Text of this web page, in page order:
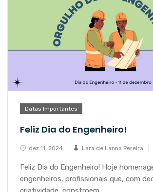
Datas Importantes
Feliz Dia do Engenheiro!
dez 11, 2024 Lara de Lanna Pereira
Feliz Dia do Engenheiro! Hoje
engenheiros, profissionais que, com